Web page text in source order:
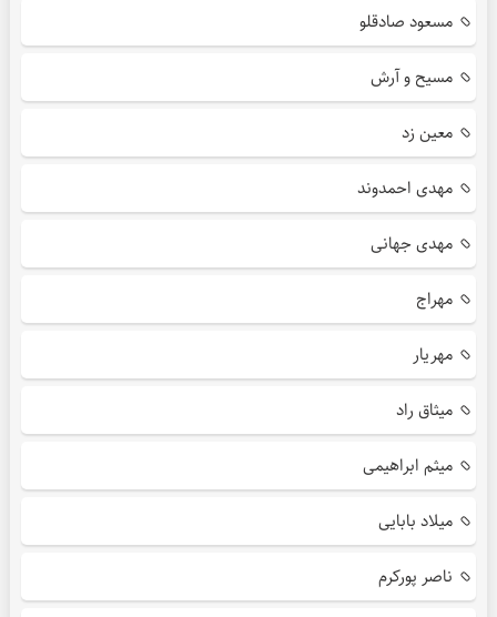
مسعود صادقلو
مسیح و آرش
معین زد
مهدی احمدوند
مهدی جهانی
مهراج
مهریار
میثاق راد
میثم ابراهیمی
میلاد بابایی
ناصر پورکرم